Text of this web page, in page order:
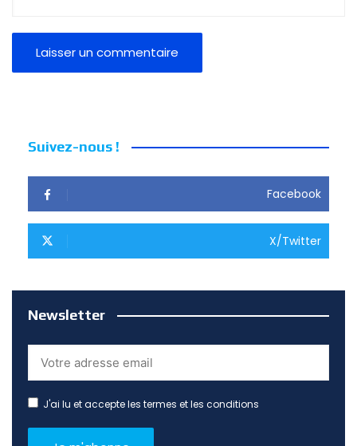
Suivez-nous !
Facebook
X/Twitter
Newsletter
J'ai lu et accepte les termes et les conditions